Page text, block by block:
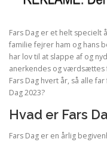
Fars Dag er et helt specielt
familie fejrer ham og hans
har lov til at slappe af og
anerkendes og værdsættes
Fars Dag hvert år, så alle
Dag 2023?
Hvad er Fars
Fars Dag er en årlig